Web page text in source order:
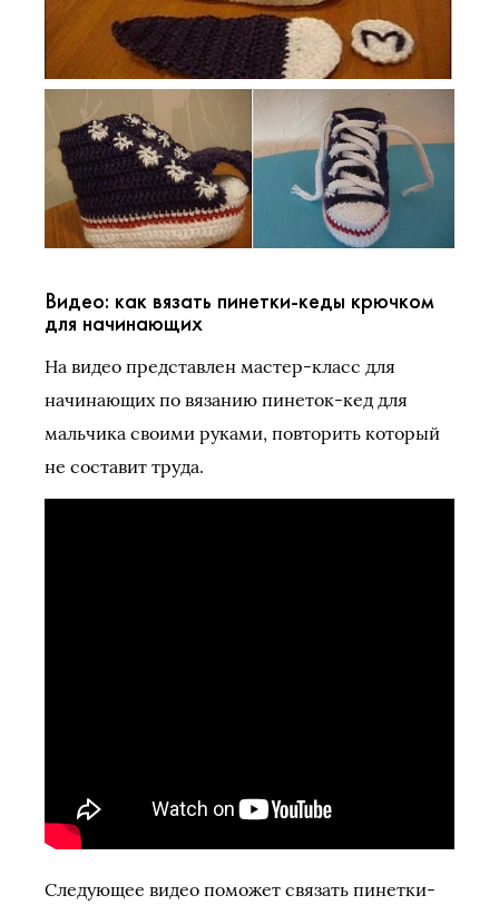
Видео: как вязать пинетки-кеды крючком
для начинающих
На видео представлен мастер-класс для
начинающих по вязанию пинеток-кед для
мальчика своими руками, повторить который
не составит труда.
Следующее видео поможет связать пинетки-